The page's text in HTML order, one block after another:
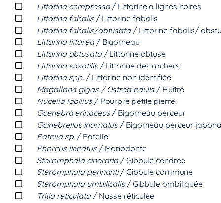
Littorina compressa/ Littorine à lignes noires
Littorina fabalis/ Littorine fabalis
Littorina fabalis/obtusata/ Littorine fabalis/
Littorina littorea/ Bigorneau
Littorina obtusata/ Littorine obtuse
Littorina saxatilis/ Littorine des rochers
Littorina spp. / Littorine non identifiée
Magallana gigas / Ostrea edulis/ Huître
Nucella lapillus/ Pourpre petite pierre
Ocenebra erinaceus/ Bigorneau perceur
Ocinebrellus inornatus/ Bigorneau perceur
Patella sp. / Patelle
Phorcus lineatus/ Monodonte
Steromphala cineraria/ Gibbule cendrée
Steromphala pennanti/ Gibbule commune
Steromphala umbilicalis/ Gibbule ombiliquée
Tritia reticulata/ Nasse réticulée